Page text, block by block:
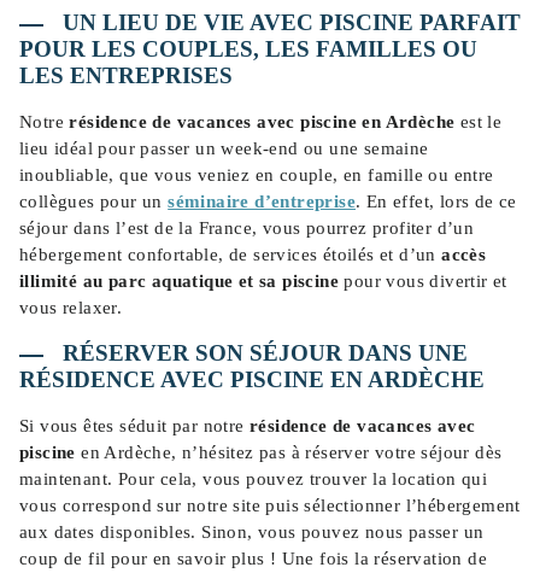
UN LIEU DE VIE AVEC PISCINE PARFAIT
POUR LES COUPLES, LES FAMILLES OU
LES ENTREPRISES
Notrerésidence de vacances avec piscine en Ardèche est le
lieu idéal pour passer un week-end ou une semaine
inoubliable, que vous veniez en couple, en famille ou entre
collègues pour unséminaire d’entreprise. En effet, lors de ce
séjour dans l’est de la France, vous pourrez profiter d’un
hébergement confortable, de services étoilés et d’unaccès
illimité au parc aquatique et sa piscinepour vous divertir et
vous relaxer.
RÉSERVER SON SÉJOUR DANS UNE
RÉSIDENCE AVEC PISCINE EN ARDÈCHE
Si vous êtes séduit par notre résidence de vacances avec
piscine en Ardèche, n’hésitez pas à réserver votre séjour dès
maintenant. Pour cela, vous pouvez trouver la location qui
vous correspond sur notre site puis sélectionner l’hébergement
aux dates disponibles. Sinon, vous pouvez nous passer un
coup de fil pour en savoir plus ! Une fois la réservation de